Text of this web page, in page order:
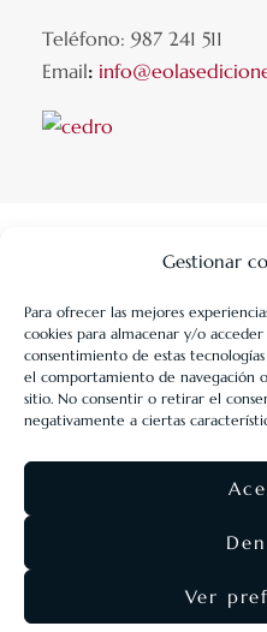
Gestionar
Para ofrecer las mejores
cookies para almacenar y/o
consentimiento de estas
el comportamiento de navegación
sitio. No consentir o retirar el
negativamente a ciertas
Ver
Teléfono: 987 241 511
Email:
LIBRERÍA UNIVERSITARIA
de Fondos Europeos, cuyo
competitividad de las PYMES,
marcha un Plan de Acción
digitalización y la
2025. Para ello ha contado
Digital de la Cámara de